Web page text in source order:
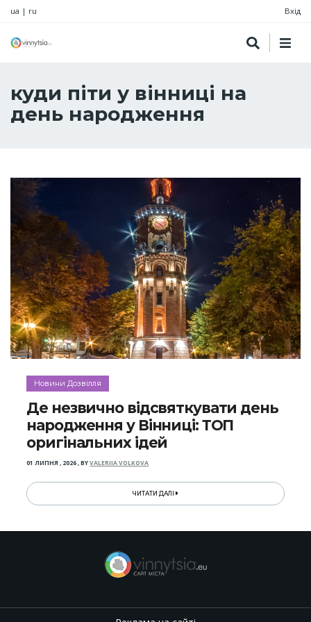
ua | ru Вхід
куди піти у вінниці на
день народження
Новини Дозвілля
Де незвично відсвяткувати день
народження у Вінниці: ТОП
оригінальних ідей
01 ЛИПНЯ , 2026,BYVALERIIA VOLKOVA
ЧИТАТИ ДАЛІ